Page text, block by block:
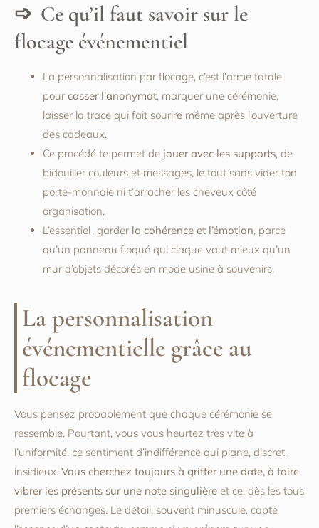
Ce qu’il faut savoir sur le
flocage événementiel
La personnalisation par flocage, c’est l’arme fatale
pour casser l’anonymat, marquer une cérémonie,
laisser la trace qui fait sourire même après l’ouverture
des cadeaux.
Ce procédé te permet de jouer avec les supports, de
bidouiller couleurs et messages, le tout sans vider ton
porte-monnaie ni t’arracher les cheveux côté
organisation.
L’essentiel , garder la cohérence et l’émotion, parce
qu’un panneau floqué qui claque vaut mieux qu’un
mur d’objets décorés en mode usine à souvenirs.
La personnalisation
événementielle grâce au
flocage
Vous pensez probablement que chaque cérémonie se
ressemble. Pourtant, vous vous heurtez très vite à
l’uniformité, ce sentiment d’indifférence qui plane, discret,
insidieux. Vous cherchez toujours à griffer une date, à faire
vibrer les présents sur une note singulière et ce, dès les tous
premiers échanges. Le détail, souvent minuscule, capte